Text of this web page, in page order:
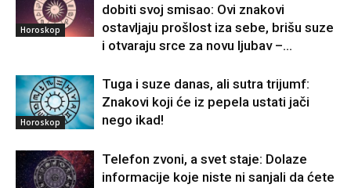
Horoskop
dobiti svoj smisao: Ovi znakovi
ostavljaju prošlost iza sebe, brišu suze
i otvaraju srce za novu ljubav –...
Horoskop
Tuga i suze danas, ali sutra trijumf:
Znakovi koji će iz pepela ustati jači
nego ikad!
Telefon zvoni, a svet staje: Dolaze
informacije koje niste ni sanjali da ćete